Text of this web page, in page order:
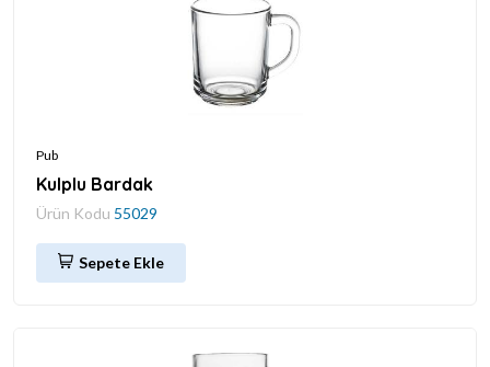
Pub
Kulplu Bardak
Ürün Kodu 55029
Sepete Ekle